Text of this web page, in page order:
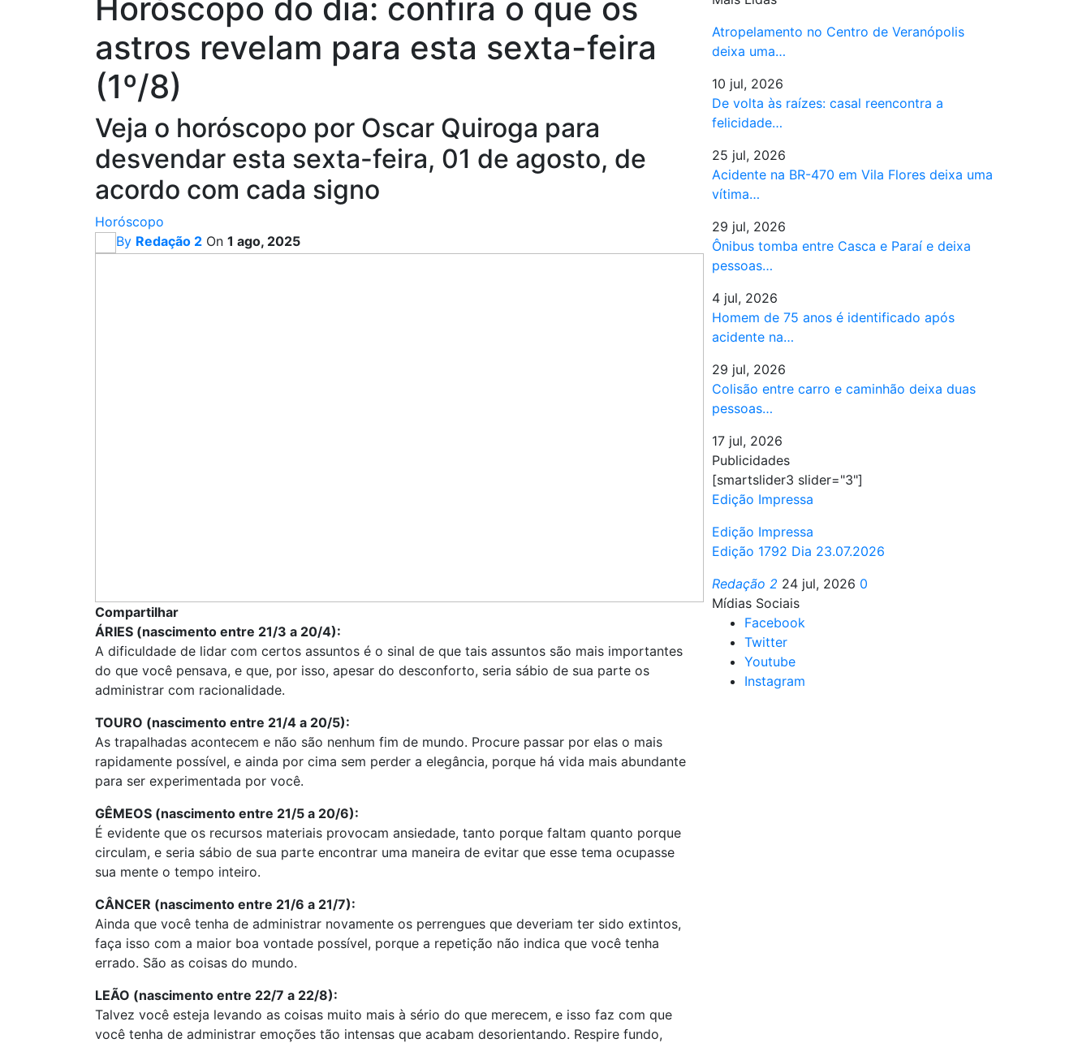
Horóscopo do dia: confira o que os
astros revelam para esta sexta-feira
(1º/8)
Veja o horóscopo por Oscar Quiroga para
desvendar esta sexta-feira, 01 de agosto, de
acordo com cada signo
Horóscopo
By Redação 2 On 1 ago, 2025
Compartilhar
ÁRIES (nascimento entre 21/3 a 20/4):
A dificuldade de lidar com certos assuntos é o sinal de que tais assuntos são mais importantes
do que você pensava, e que, por isso, apesar do desconforto, seria sábio de sua parte os
administrar com racionalidade.
TOURO (nascimento entre 21/4 a 20/5):
As trapalhadas acontecem e não são nenhum fim de mundo. Procure passar por elas o mais
rapidamente possível, e ainda por cima sem perder a elegância, porque há vida mais abundante
para ser experimentada por você.
GÊMEOS (nascimento entre 21/5 a 20/6):
É evidente que os recursos materiais provocam ansiedade, tanto porque faltam quanto porque
circulam, e seria sábio de sua parte encontrar uma maneira de evitar que esse tema ocupasse
sua mente o tempo inteiro.
CÂNCER (nascimento entre 21/6 a 21/7):
Ainda que você tenha de administrar novamente os perrengues que deveriam ter sido extintos,
faça isso com a maior boa vontade possível, porque a repetição não indica que você tenha
errado. São as coisas do mundo.
LEÃO (nascimento entre 22/7 a 22/8):
Talvez você esteja levando as coisas muito mais à sério do que merecem, e isso faz com que
você tenha de administrar emoções tão intensas que acabam desorientando. Respire fundo,
Atropelamento no Centro de Veranópolis
deixa uma…
10 jul, 2026
De volta às raízes: casal reencontra a
felicidade…
25 jul, 2026
Acidente na BR-470 em Vila Flores deixa uma
vítima…
29 jul, 2026
Ônibus tomba entre Casca e Paraí e deixa
pessoas…
4 jul, 2026
Homem de 75 anos é identificado após
acidente na…
29 jul, 2026
Colisão entre carro e caminhão deixa duas
pessoas…
17 jul, 2026
Publicidades
[smartslider3 slider="3"]
Edição Impressa
Edição Impressa
Edição 1792 Dia 23.07.2026
Redação 2 24 jul, 2026 0
Mídias Sociais
Facebook
Twitter
Youtube
Instagram